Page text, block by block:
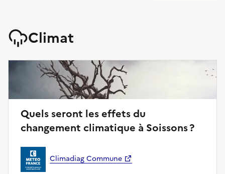
Climat
Quels seront les effets du
changement climatique à Soissons ?
Climadiag Commune